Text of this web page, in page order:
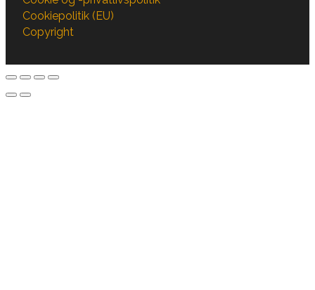
Cookiepolitik (EU)
Copyright